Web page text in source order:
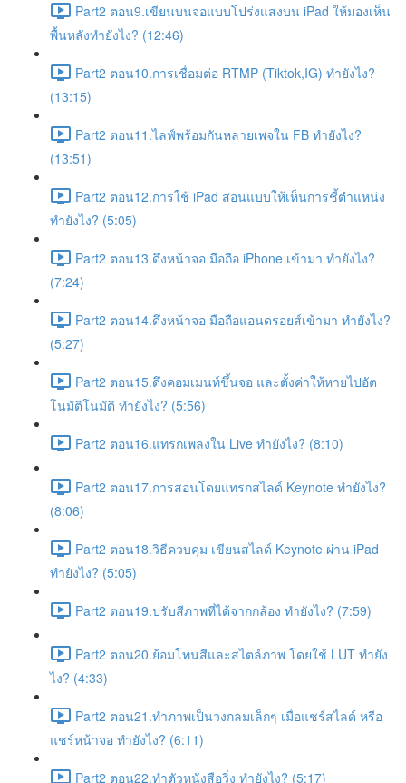
Part2 ตอน9.เขียนบนจอแบบโปร่งแสงบน iPad ให้มองเห็น
พื้นหลังทำยังไง? (12:46)
Part2 ตอน10.การเชื่อมต่อ RTMP (Tiktok,IG) ทำยังไง?
(13:15)
Part2 ตอน11.ไลฟ์พร้อมกันหลายเพจใน FB ทำยังไง?
(13:51)
Part2 ตอน12.การใช้ iPad สอนแบบให้เห็นการชี้ตำแหน่ง
ทำยังไง? (5:05)
Part2 ตอน13.ดึงหน้าจอ มือถือ iPhone เข้ามา ทำยังไง?
(7:24)
Part2 ตอน14.ดึงหน้าจอ มือถือแอนดรอยส์เข้ามา ทำยังไง?
(5:27)
Part2 ตอน15.ดึงคอมเมนท์ขึ้นจอ และตั้งค่าให้หายไปอัต
โนมัติโนมัติ ทำยังไง? (5:56)
Part2 ตอน16.แทรกเพลงใน Live ทำยังไง? (8:10)
Part2 ตอน17.การสอนโดยแทรกสไลด์ Keynote ทำยังไง?
(8:06)
Part2 ตอน18.วิธีควบคุม เขียนสไลด์ Keynote ผ่าน iPad
ทำยังไง? (5:05)
Part2 ตอน19.ปรับสีภาพที่ได้จากกล้อง ทำยังไง? (7:59)
Part2 ตอน20.ย้อมโทนสีและสไตล์ภาพ โดยใช้ LUT ทำยัง
ไง? (4:33)
Part2 ตอน21.ทำภาพเป็นวงกลมเล็กๆ เมื่อแชร์สไลด์ หรือ
แชร์หน้าจอ ทำยังไง? (6:11)
Part2 ตอน22.ทำตัวหนังสือวิ่ง ทำยังไง? (5:17)